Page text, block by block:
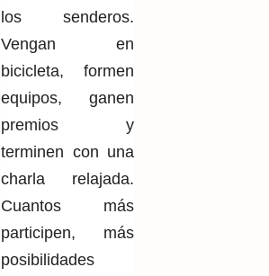
los senderos.
Vengan en
bicicleta, formen
equipos, ganen
premios y
terminen con una
charla relajada.
Cuantos más
participen, más
posibilidades